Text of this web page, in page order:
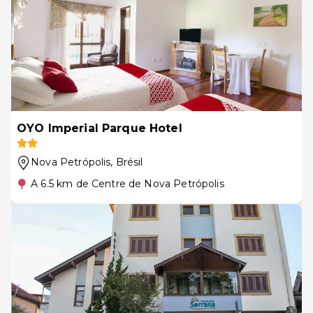
OYO Imperial Parque Hotel
Nova Petrópolis, Brésil
A 6.5 km de Centre de Nova Petrópolis